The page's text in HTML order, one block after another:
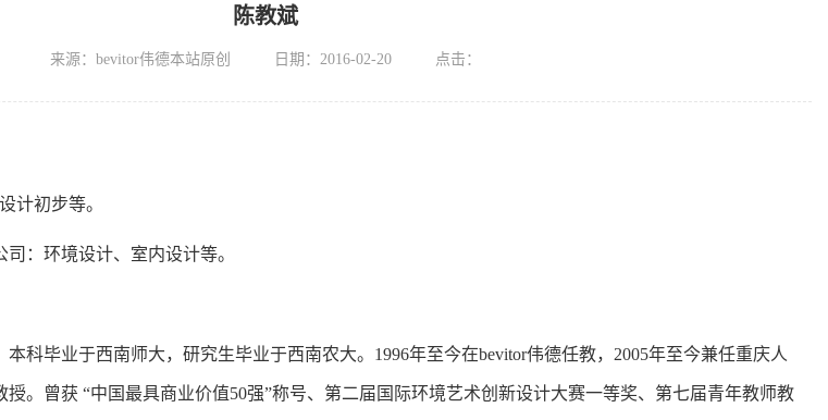
陈教斌
来源：bevitor伟德本站原创 日期：2016-02-20 点击：
计初步等。
：环境设计、室内设计等。
科毕业于西南师大，研究生毕业于西南农大。1996年至今在bevitor伟德任教，2005年至今兼任重庆人
。曾获 “中国最具商业价值50强”称号、第二届国际环境艺术创新设计大赛一等奖、第七届青年教师教